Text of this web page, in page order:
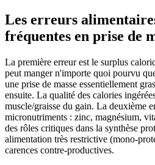
Les erreurs
fréquentes en prise de
La première erreur est le surplus
peut manger n'importe quoi pourvu
une prise de masse essentiellement
ensuite. La qualité des calories
muscle/graisse du gain. La deuxième
micronutriments : zinc, magnésium,
des rôles critiques dans la synthèse
alimentation très restrictive (mono-
carences contre-productives.